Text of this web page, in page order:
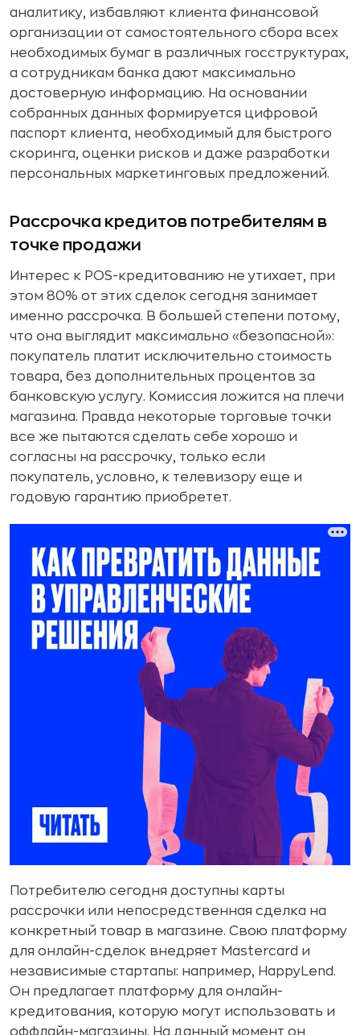
аналитику, избавляют клиента финансовой
организации от самостоятельного сбора всех
необходимых бумаг в различных госструктурах,
а сотрудникам банка дают максимально
достоверную информацию. На основании
собранных данных формируется цифровой
паспорт клиента, необходимый для быстрого
скоринга, оценки рисков и даже разработки
персональных маркетинговых предложений.
Рассрочка кредитов потребителям в
точке продажи
Интерес к POS-кредитованию не утихает, при
этом 80% от этих сделок сегодня занимает
именно рассрочка. В большей степени потому,
что она выглядит максимально «безопасной»:
покупатель платит исключительно стоимость
товара, без дополнительных процентов за
банковскую услугу. Комиссия ложится на плечи
магазина. Правда некоторые торговые точки
все же пытаются сделать себе хорошо и
согласны на рассрочку, только если
покупатель, условно, к телевизору еще и
годовую гарантию приобретет.
Потребителю сегодня доступны карты
рассрочки или непосредственная сделка на
конкретный товар в магазине. Свою платформу
для онлайн-сделок внедряет Mastercard и
независимые стартапы: например, HappyLend.
Он предлагает платформу для онлайн-
кредитования, которую могут использовать и
оффлайн-магазины. На данный момент он